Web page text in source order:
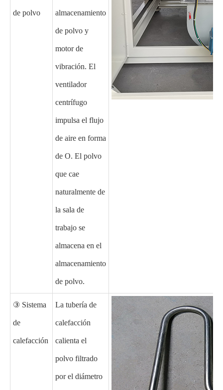
de polvo almacenamiento
de polvo y
motor de
vibración. El
ventilador
centrífugo
impulsa el flujo
de aire en forma
de O. El polvo
que cae
naturalmente de
la sala de
trabajo se
almacena en el
almacenamiento
de polvo.
③ Sistema
de
calefacción
La tubería de
calefacción
calienta el
polvo filtrado
por el diámetro